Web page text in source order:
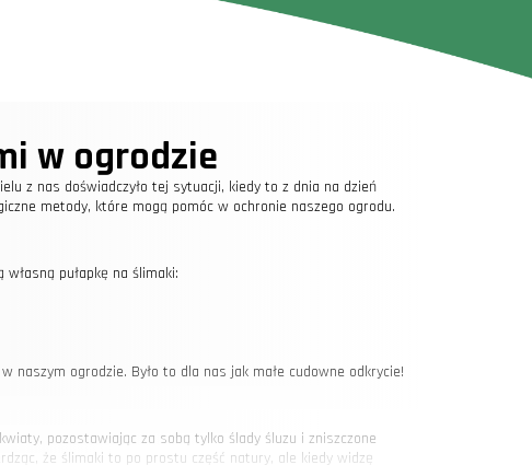
w ogrodzie
z nas doświadczyło tej sytuacji, kiedy to z dnia na dzień
metody, które mogą pomóc w ochronie naszego ogrodu.
pułapkę na ślimaki:
ogrodzie. Było to dla nas jak małe cudowne odkrycie!
pozostawiając za sobą tylko ślady śluzu i zniszczone
że ślimaki to po prostu część natury, ale kiedy widzę